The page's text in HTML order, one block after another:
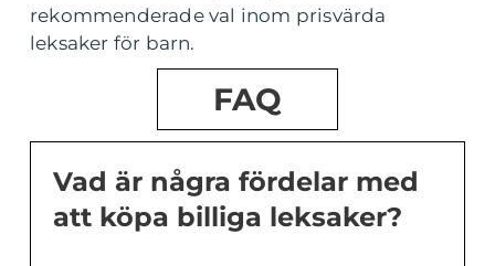
rekommenderade val inom prisvärda
leksaker för barn.
FAQ
Vad är några fördelar med
att köpa billiga leksaker?